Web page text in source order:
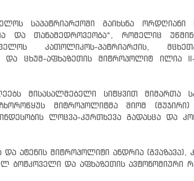
საპატრიარქოში გაიხსნა ორდღიანი
და თანამედროვეობა“, რომელიც
კათოლიკოს-პატრიარქის,
და ცხუმ-აფხაზეთის მიტროპოლიტ ილია
მისასალმებელი სიტყვით მიმართა
მიტროპოლიტმა შიომ
ლოცვა-კურთხევა გადასცა და
და ატენის მიტროპოლიტი ანდრია (გვაზავა),
ბოტკოველი და აფხაზეთის ავტონომიური